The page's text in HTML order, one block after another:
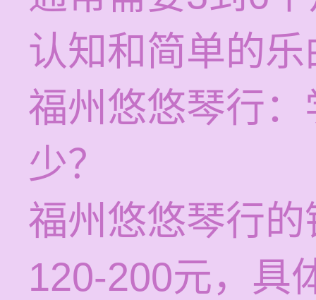
认知和简单的
福州悠悠琴行
少？
福州悠悠琴行
120-200元，具